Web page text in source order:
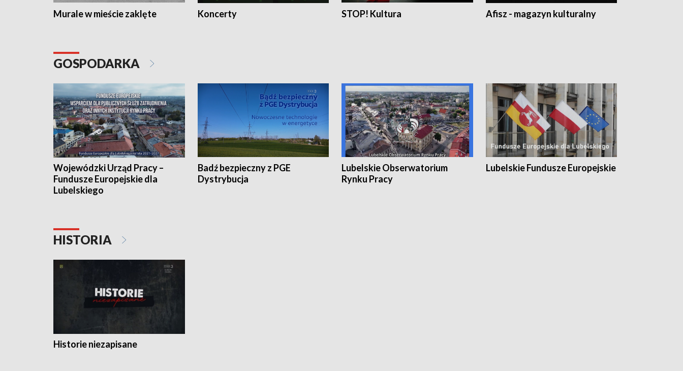
Murale w mieście zaklęte Koncerty STOP! Kultura Afisz - magazyn kulturalny
GOSPODARKA
Wojewódzki Urząd Pracy –
Fundusze Europejskie dla
Lubelskiego
Badź bezpieczny z PGE
Dystrybucja
Lubelskie Obserwatorium
Rynku Pracy
Lubelskie Fundusze Europejskie
HISTORIA
Historie niezapisane